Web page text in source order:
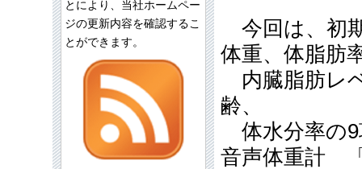
今回は、初
体重、体脂肪
内臓脂肪レ
齢、
体水分率の9
音声体重計
とにより、当社ホームペー
ジの更新内容を確認するこ
とができます。